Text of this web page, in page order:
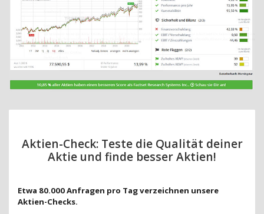
Aktien-Check: Teste die Qualität deiner
Aktie und finde besser Aktien!
Etwa 80.000 Anfragen pro Tag verzeichnen unsere
Aktien-Checks.